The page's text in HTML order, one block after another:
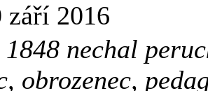
září 2016
nechal
obrozenec,